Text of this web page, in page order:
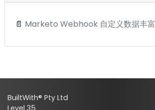
📄 Marketo Webhook 自定义数据丰富
BuiltWith® Pty Ltd
Level 35